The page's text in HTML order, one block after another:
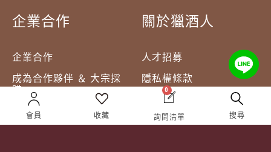
企業合作
企業合作
成為合作夥伴 ＆ 大宗採
購
關於獵酒人
人才招募
隱私權條款
服務條款
聯絡我們
會員 收藏
0
詢問清單 搜尋